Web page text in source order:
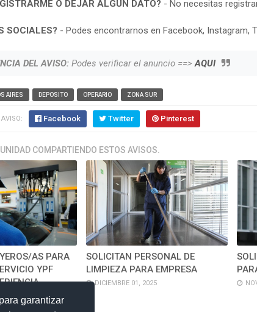
garantizar
O DEJAR ALGUN DATO? - No necesitas
SOCIALES? - Podes encontrarnos en Facebook, Instagram,
DEL AVISO: Podes verificar el anuncio ==>AQUI
AIRES DEPOSITO OPERARIO ZONA SUR
Facebook Twitter Pinterest
COMPARTIENDO ESTOS AVISOS.
AS PARA
YPF
SOLICITAN PERSONAL DE
LIMPIEZA PARA EMPRESA
DICIEMBRE 01, 2025